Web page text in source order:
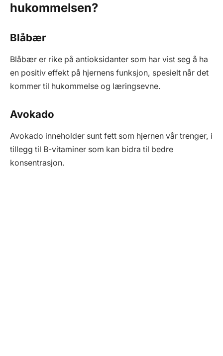
hukommelsen?
Blåbær
Blåbær er rike på antioksidanter som har vist seg å ha
en positiv effekt på hjernens funksjon, spesielt når det
kommer til hukommelse og læringsevne.
Avokado
Avokado inneholder sunt fett som hjernen vår trenger, i
tillegg til B-vitaminer som kan bidra til bedre
konsentrasjon.